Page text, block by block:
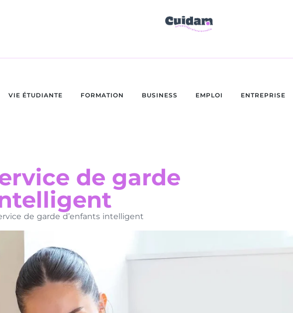
VIE ÉTUDIANTE FORMATION BUSINESS EMPLOI ENTREPRISE
de garde
de garde d’enfants intelligent